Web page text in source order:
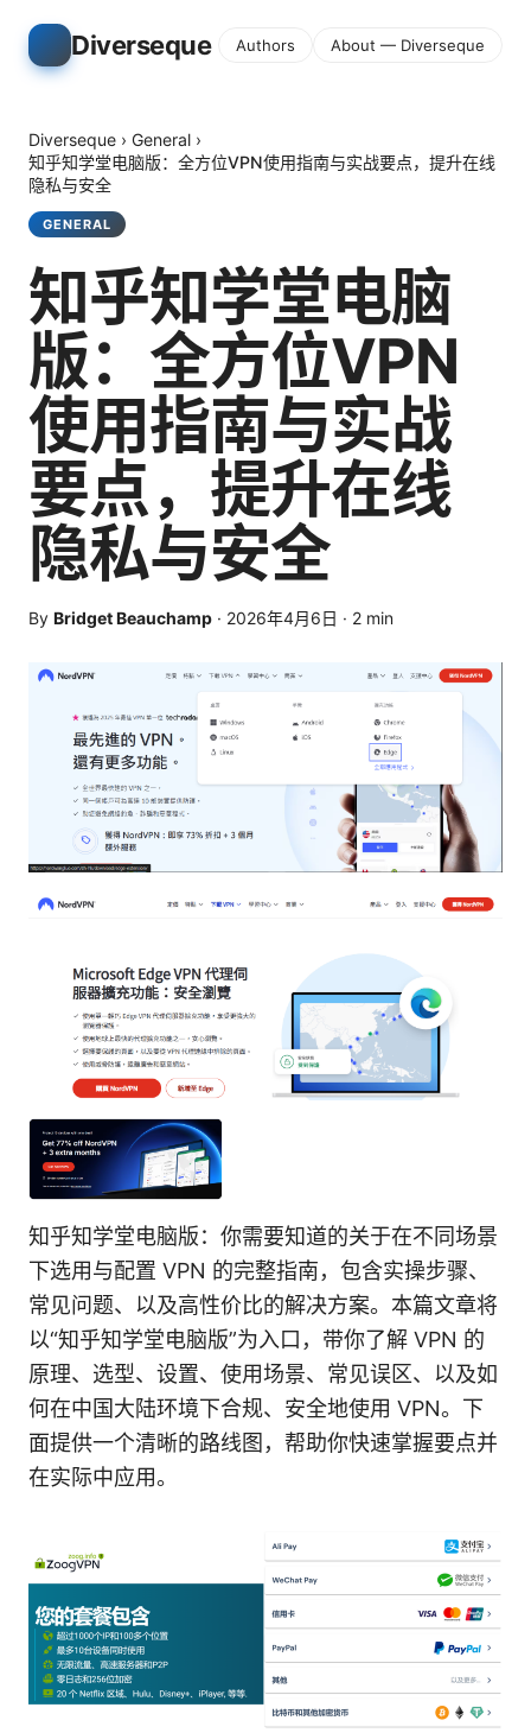
Diverseque Authors About — Diverseque
Diverseque › General ›
知乎知学堂电脑版：全方位VPN使用指南与实战要点，提升在线
隐私与安全
GENERAL
知乎知学堂电脑
版：全方位VPN
使用指南与实战
要点，提升在线
隐私与安全
By Bridget Beauchamp · 2026年4月6日 · 2 min
知乎知学堂电脑版：你需要知道的关于在不同场景
下选用与配置 VPN 的完整指南，包含实操步骤、
常见问题、以及高性价比的解决方案。本篇文章将
以“知乎知学堂电脑版”为入口，带你了解 VPN 的
原理、选型、设置、使用场景、常见误区、以及如
何在中国大陆环境下合规、安全地使用 VPN。下
面提供一个清晰的路线图，帮助你快速掌握要点并
在实际中应用。